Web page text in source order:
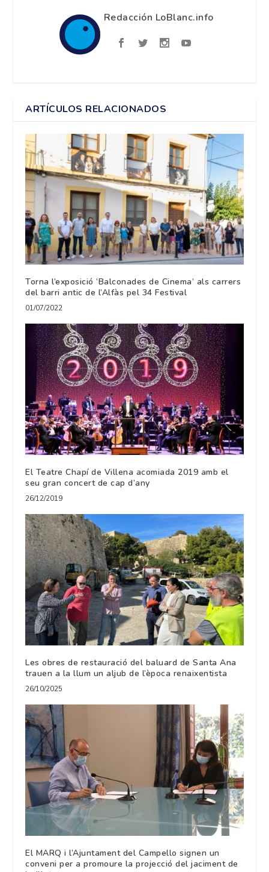
Redacción LoBlanc.info
ARTÍCULOS RELACIONADOS
Torna l’exposició ‘Balconades de Cinema’ als carrers
del barri antic de l’Alfàs pel 34 Festival
01/07/2022
El Teatre Chapí de Villena acomiada 2019 amb el
seu gran concert de cap d’any
26/12/2019
Les obres de restauració del baluard de Santa Ana
trauen a la llum un aljub de l’època renaixentista
26/10/2025
El MARQ i l’Ajuntament del Campello signen un
conveni per a promoure la projecció del jaciment de